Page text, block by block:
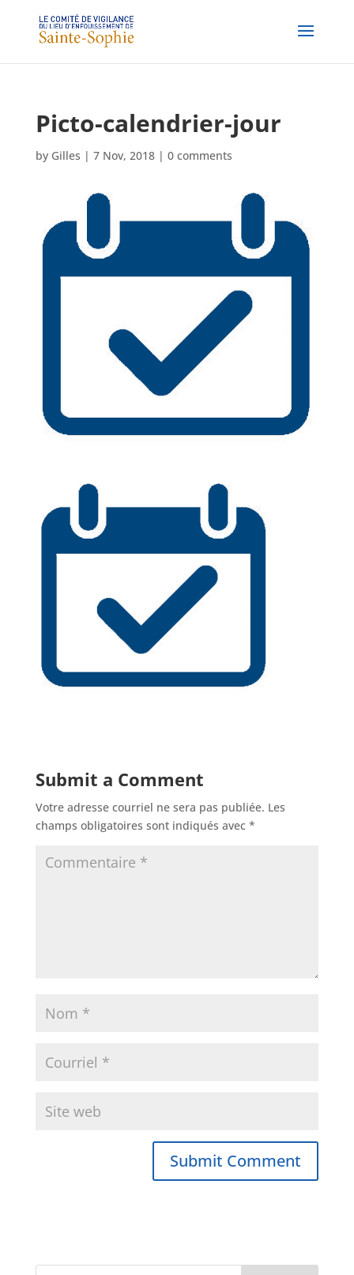
Picto-calendrier-jour
by Gilles | 7 Nov, 2018| 0 comments
Submit a Comment
Votre adresse courriel ne sera pas publiée. Les
champs obligatoires sont indiqués avec *